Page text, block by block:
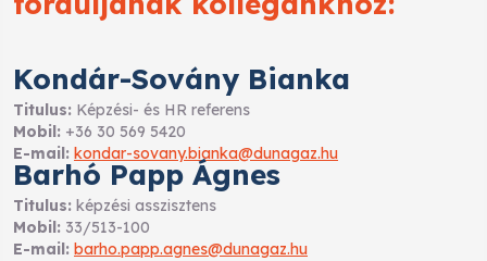
Kondár-Sovány Bianka
Titulus: Képzési- és HR referens
Mobil: +36 30 569 5420
E-mail: kondar-sovany.bianka@dunagaz.hu
Barhó Papp Ágnes
Titulus: képzési asszisztens
Mobil: 33/513-100
E-mail: barho.papp.agnes@dunagaz.hu